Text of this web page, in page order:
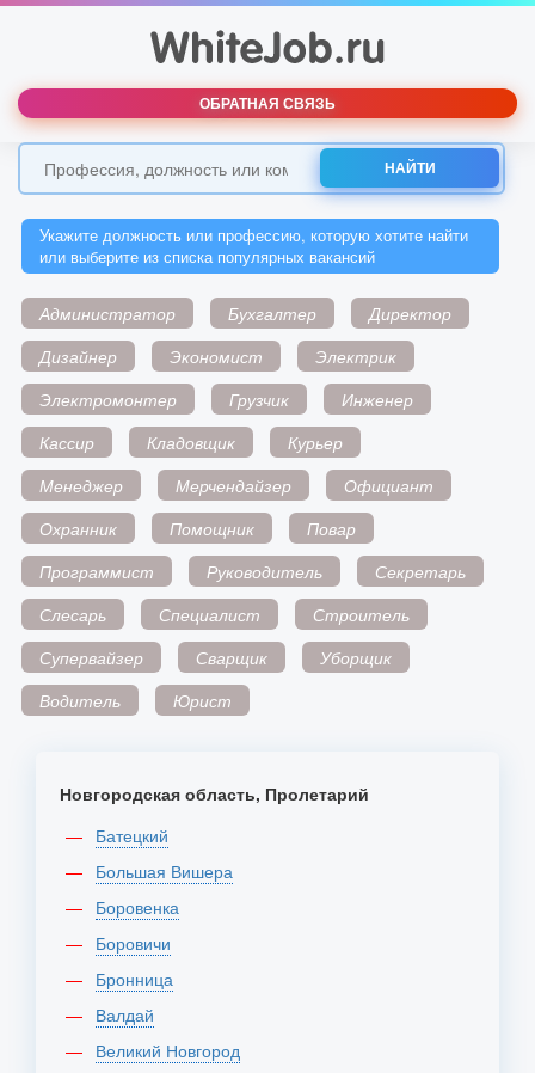
ОБРАТНАЯ СВЯЗЬ
НАЙТИ
Укажите должность или профессию, которую хотите найти
или выберите из списка популярных вакансий
Администратор Бухгалтер
Директор
Дизайнер
Экономист
Электрик
Электромонтер
Грузчик
Инженер
Кассир
Кладовщик
Курьер
Менеджер
Мерчендайзер
Официант
Охранник
Помощник
Повар
Программист
Руководитель
Секретарь
Слесарь
Специалист
Строитель
Супервайзер
Сварщик
Уборщик
Водитель
Юрист
Новгородская область, Пролетарий
Батецкий
Большая Вишера
Боровенка
Боровичи
Бронница
Валдай
Великий Новгород